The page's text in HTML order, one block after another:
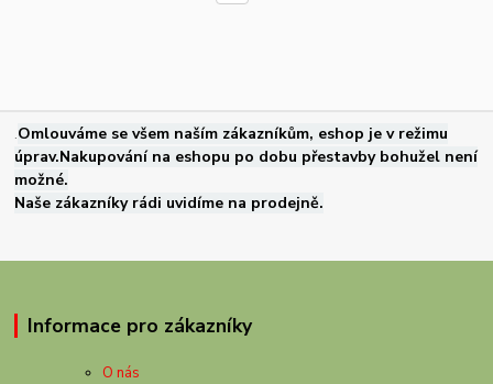
.Omlouváme se všem naším zákazníkům, eshop je v režimu
úprav.Nakupování na eshopu po dobu přestavby bohužel není
možné.
Naše zákazníky rádi uvidíme na prodejně.
Informace pro zákazníky
O nás